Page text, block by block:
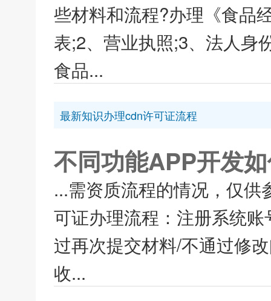
些材料和流程?办理《食品
表;2、营业执照;3、法人身
食品...
最新知识办理cdn许可证流程
不同功能APP开发
...需资质流程的情况，仅
可证办理流程：注册系统
过再次提交材料/不通过修
收...